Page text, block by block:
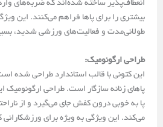
انعطاف‌پذیر ساخته شده‌اند که ضربه‌های
بیشتری را برای پاها فراهم می‌کنند. این
طولانی‌مدت و فعالیت‌های ورزشی شدید،
طراحی ارگونومیک:
این کتونی با قالب استاندارد طراحی شده
پاهای زنانه سازگار است. طراحی
پا به خوبی درون کفش جای می‌گیرد و از
می‌کند. این ویژگی به ویژه برای